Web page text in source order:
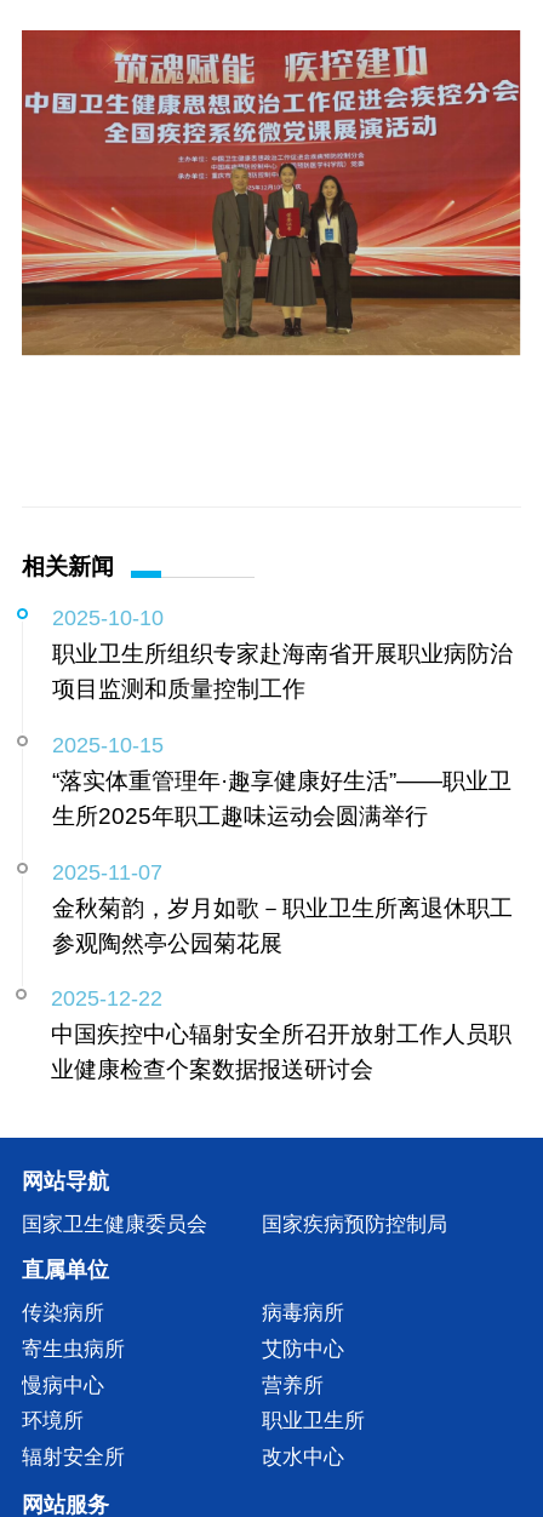
相关新闻
2025-10-10
职业卫生所组织专家赴海南省开展职业病防治
项目监测和质量控制工作
2025-10-15
“落实体重管理年·趣享健康好生活”——职业卫
生所2025年职工趣味运动会圆满举行
2025-11-07
金秋菊韵，岁月如歌－职业卫生所离退休职工
参观陶然亭公园菊花展
2025-12-22
中国疾控中心辐射安全所召开放射工作人员职
业健康检查个案数据报送研讨会
网站导航
国家卫生健康委员会 国家疾病预防控制局
直属单位
传染病所
病毒病所
寄生虫病所
艾防中心
慢病中心
营养所
环境所
职业卫生所
辐射安全所
改水中心
网站服务